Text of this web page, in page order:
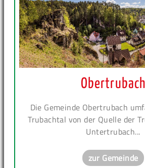
Obertrubach
Die Gemeinde Obertrubach
Trubachtal von der Quelle der
Untertrubach...
zur Gemeinde